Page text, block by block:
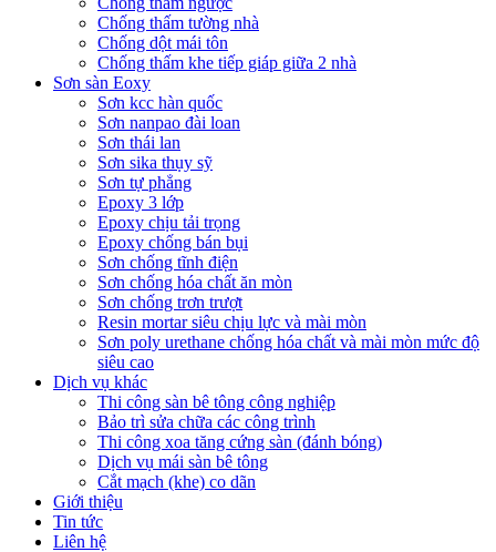
Chống thấm tường nhà
Chống dột mái tôn
Chống thấm khe tiếp giáp giữa 2 nhà
Sơn sàn Eoxy
Sơn kcc hàn quốc
Sơn nanpao đài loan
Sơn thái lan
Sơn sika thụy sỹ
Sơn tự phẳng
Epoxy 3 lớp
Epoxy chịu tải trọng
Epoxy chống bán bụi
Sơn chống tĩnh điện
Sơn chống hóa chất ăn mòn
Sơn chống trơn trượt
Resin mortar siêu chịu lực và mài mòn
Sơn poly urethane chống hóa chất và mài mòn mức độ
siêu cao
Dịch vụ khác
Thi công sàn bê tông công nghiệp
Bảo trì sửa chữa các công trình
Thi công xoa tăng cứng sàn (đánh bóng)
Dịch vụ mái sàn bê tông
Cắt mạch (khe) co dãn
Giới thiệu
Tin tức
Liên hệ